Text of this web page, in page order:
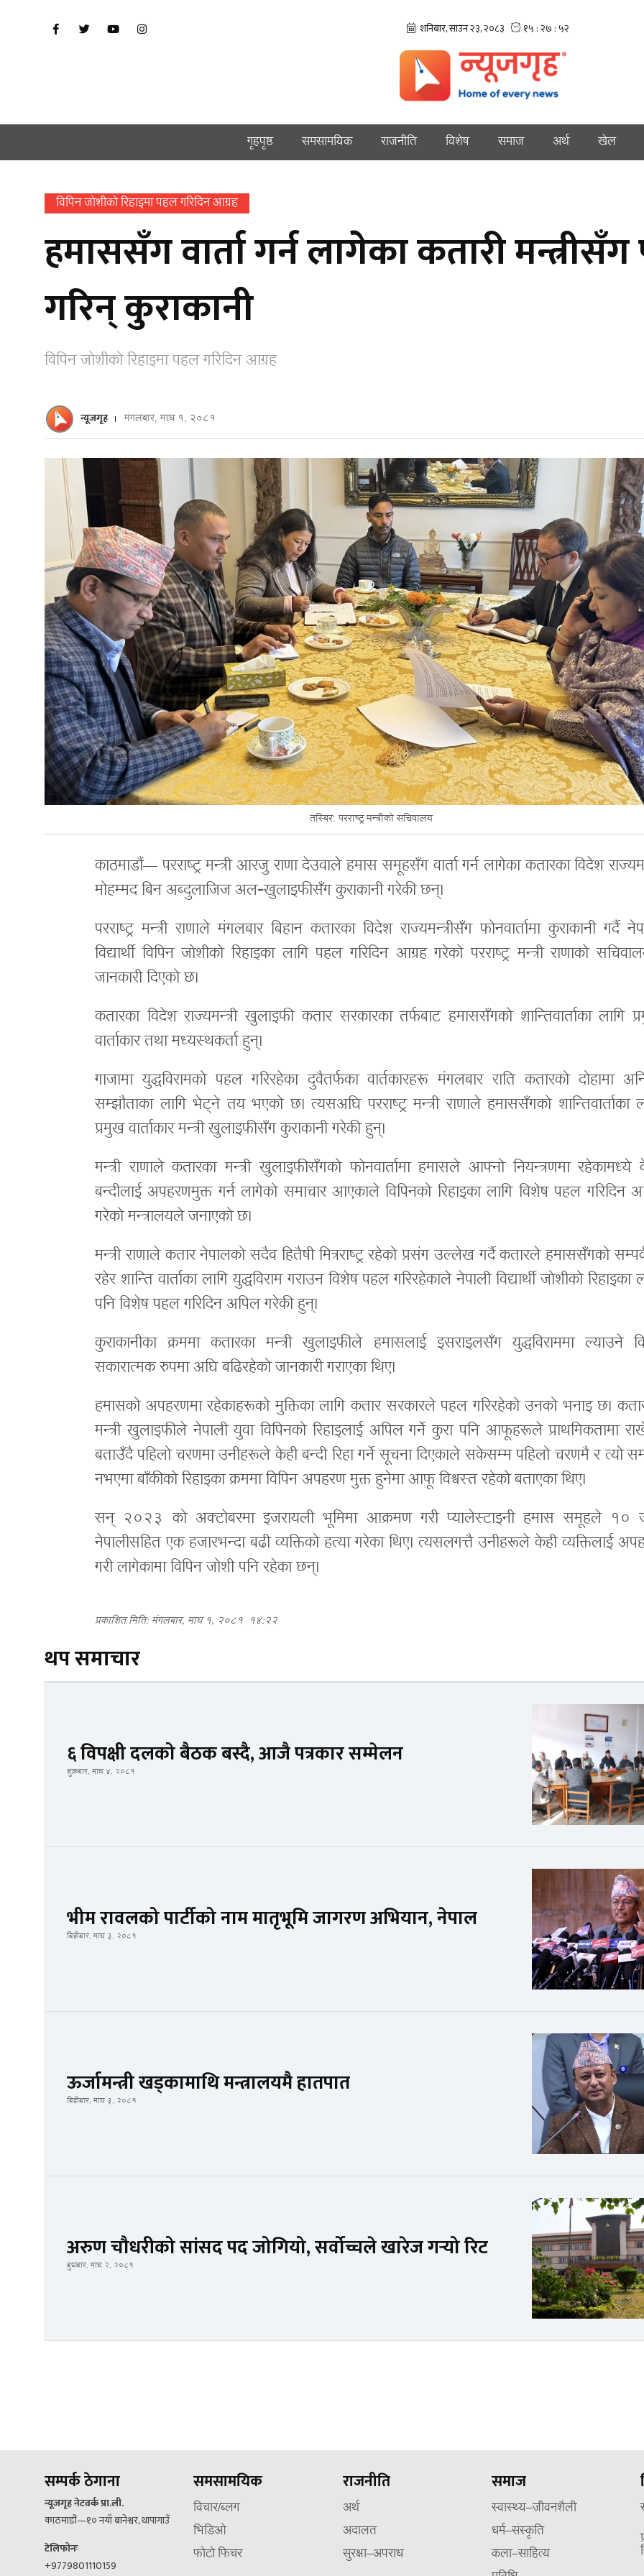
गृहपृष्ठ समसामयिक राजनीति विशेष समाज अर्थ खेल
विपिन जोशीको रिहाइमा पहल गरिदिन आग्रह
हमाससँग वार्ता गर्न लागेका कतारी मन्त्रीसँग
गरिन् कुराकानी
विपिन जोशीको रिहाइमा पहल गरिदिन आग्रह
न्यूजगृह मंगलबार, माघ १, २०८१
तस्बिर: परराष्ट्र मन्त्रीको सचिवालय
काठमाडौं— परराष्ट्र मन्त्री आरजु राणा देउवाले हमास समूहसँग वार्ता गर्न लागेका कतारका विदेश
मोहम्मद बिन अब्दुलाजिज अल‐खुलाइफीसँग कुराकानी गरेकी छन्।
परराष्ट्र मन्त्री राणाले मंगलबार बिहान कतारका विदेश राज्यमन्त्रीसँग फोनवार्तामा कुराकानी गर्दै
विद्यार्थी विपिन जोशीको रिहाइका लागि पहल गरिदिन आग्रह गरेको परराष्ट्र मन्त्री राणाको
जानकारी दिएको छ।
कतारका विदेश राज्यमन्त्री खुलाइफी कतार सरकारका तर्फबाट हमाससँगको शान्तिवार्ताका लागि
वार्ताकार तथा मध्यस्थकर्ता हुन्।
गाजामा युद्धविरामको पहल गरिरहेका दुवैतर्फका वार्तकारहरू मंगलबार राति कतारको दोहामा
सम्झौताका लागि भेट्ने तय भएको छ। त्यसअघि परराष्ट्र मन्त्री राणाले हमाससँगको शान्तिवार्ताका
प्रमुख वार्ताकार मन्त्री खुलाइफीसँग कुराकानी गरेकी हुन्।
मन्त्री राणाले कतारका मन्त्री खुलाइफीसँगको फोनवार्तामा हमासले आफ्नो नियन्त्रणमा रहेकामध्ये
बन्दीलाई अपहरणमुक्त गर्न लागेको समाचार आएकाले विपिनको रिहाइका लागि विशेष पहल गरिदिन
गरेको मन्त्रालयले जनाएको छ।
मन्त्री राणाले कतार नेपालको सदैव हितैषी मित्रराष्ट्र रहेको प्रसंग उल्लेख गर्दै कतारले हमाससँगको
रहेर शान्ति वार्ताका लागि युद्धविराम गराउन विशेष पहल गरिरहेकाले नेपाली विद्यार्थी जोशीको रिहाइका
पनि विशेष पहल गरिदिन अपिल गरेकी हुन्।
कुराकानीका क्रममा कतारका मन्त्री खुलाइफीले हमासलाई इसराइलसँग युद्धविराममा ल्याउने
सकारात्मक रुपमा अघि बढिरहेको जानकारी गराएका थिए।
हमासको अपहरणमा रहेकाहरूको मुक्तिका लागि कतार सरकारले पहल गरिरहेको उनको भनाइ छ।
मन्त्री खुलाइफीले नेपाली युवा विपिनको रिहाइलाई अपिल गर्ने कुरा पनि आफूहरूले प्राथमिकतामा
बताउँदै पहिलो चरणमा उनीहरूले केही बन्दी रिहा गर्ने सूचना दिएकाले सकेसम्म पहिलो चरणमै र त्यो
नभएमा बाँकीको रिहाइका क्रममा विपिन अपहरण मुक्त हुनेमा आफू विश्वस्त रहेको बताएका थिए।
सन् २०२३ को अक्टोबरमा इजरायली भूमिमा आक्रमण गरी प्यालेस्टाइनी हमास समूहले १०
नेपालीसहित एक हजारभन्दा बढी व्यक्तिको हत्या गरेका थिए। त्यसलगत्तै उनीहरूले केही व्यक्तिलाई
गरी लागेकामा विपिन जोशी पनि रहेका छन्।
प्रकाशित मिति: मंगलबार, माघ १, २०८१ १४:२२
थप समाचार
६ विपक्षी दलको बैठक बस्दै, आजै पत्रकार सम्मेलन
शुक्रबार, माघ ४, २०८१
भीम रावलको पार्टीको नाम मातृभूमि जागरण अभियान, नेपाल
बिहीबार, माघ ३, २०८१
ऊर्जामन्त्री खड्कामाथि मन्त्रालयमै हातपात
बिहीबार, माघ ३, २०८१
अरुण चौधरीको सांसद पद जोगियो, सर्वोच्चले खारेज गर्‍यो रिट
बुधबार, माघ २, २०८१
सम्पर्क ठेगाना
न्यूजगृह नेटवर्क प्रा.ली.
काठमाडौं—१० नयाँ बानेश्वर, थापागाउँ
टेलिफोनः
+9779801110159
समसामयिक
विचार/ब्लग
भिडिओ
फोटो फिचर
राजनीति
अर्थ
अदालत
सुरक्षा–अपराध
समाज
स्वास्थ्य–जीवनशैली
धर्म–संस्कृति
कला–साहित्य